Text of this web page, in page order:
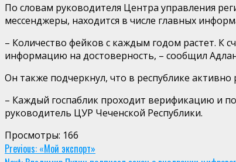
По словам руководителя Центра управления
мессенджеры, находится в числе главных
– Количество фейков с каждым годом растет. К
информацию на достоверность, – сообщил
Он также подчеркнул, что в республике активно
– Каждый госпаблик проходит верификацию и
руководитель ЦУР Чеченской Республики.
Просмотры: 166
Continue
Previous: «Мой экспорт»